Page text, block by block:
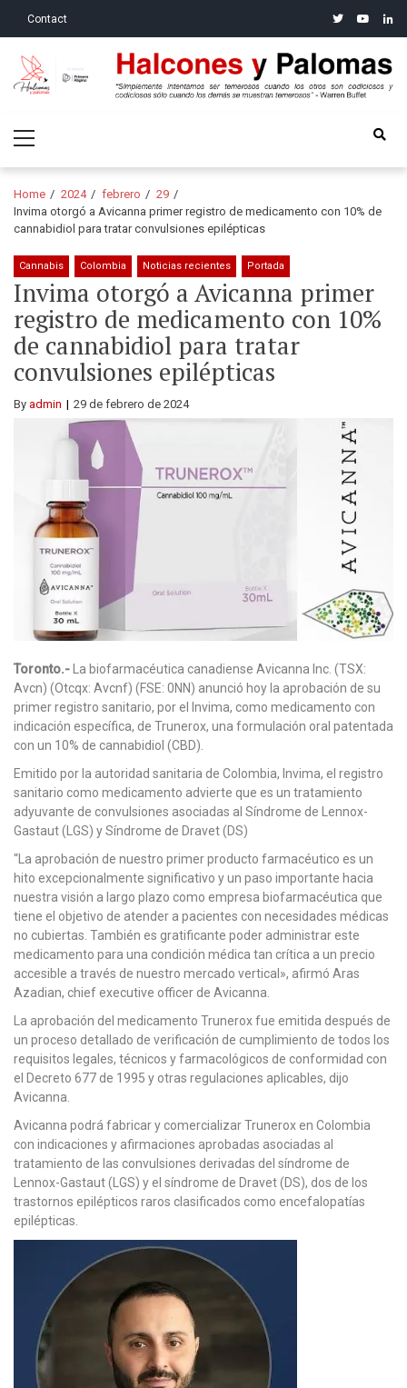
Contact twitteryoutube
Halcones y Palomas
Menu
Home 2024 febrero
29
Invima otorgó a Avicanna primer registro de medicamento con 10% de
cannabidiol para tratar convulsiones epilépticas
Cannabis Colombia Noticias recientes Portada
Invima otorgó a Avicanna primer
registro de medicamento con 10%
de cannabidiol para tratar
convulsiones epilépticas
By admin 29 de febrero de 2024
Toronto.- La biofarmacéutica canadiense Avicanna Inc. (TSX:
Avcn) (Otcqx: Avcnf) (FSE: 0NN) anunció hoy la aprobación de su
primer registro sanitario, por el Invima, como medicamento con
indicación específica, de Trunerox, una formulación oral patentada
con un 10% de cannabidiol (CBD).
Emitido por la autoridad sanitaria de Colombia, Invima, el registro
sanitario como medicamento advierte que es un tratamiento
adyuvante de convulsiones asociadas al Síndrome de Lennox-
Gastaut (LGS) y Síndrome de Dravet (DS)
“La aprobación de nuestro primer producto farmacéutico es un
hito excepcionalmente significativo y un paso importante hacia
nuestra visión a largo plazo como empresa biofarmacéutica que
tiene el objetivo de atender a pacientes con necesidades médicas
no cubiertas. También es gratificante poder administrar este
medicamento para una condición médica tan crítica a un precio
accesible a través de nuestro mercado vertical», afirmó Aras
Azadian, chief executive officer de Avicanna.
La aprobación del medicamento Trunerox fue emitida después de
un proceso detallado de verificación de cumplimiento de todos los
requisitos legales, técnicos y farmacológicos de conformidad con
el Decreto 677 de 1995 y otras regulaciones aplicables, dijo
Avicanna.
Avicanna podrá fabricar y comercializar Trunerox en Colombia
con indicaciones y afirmaciones aprobadas asociadas al
tratamiento de las convulsiones derivadas del síndrome de
Lennox-Gastaut (LGS) y el síndrome de Dravet (DS), dos de los
trastornos epilépticos raros clasificados como encefalopatías
epilépticas.